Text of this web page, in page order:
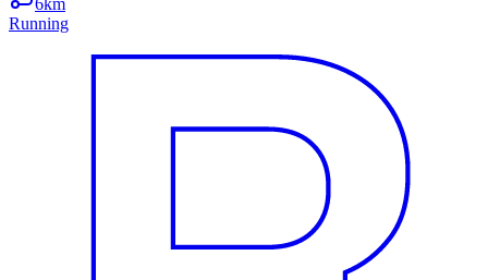
Running